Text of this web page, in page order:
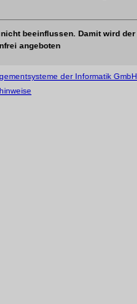
beeinflussen. Damit wird
angeboten
der Informatik GmbH